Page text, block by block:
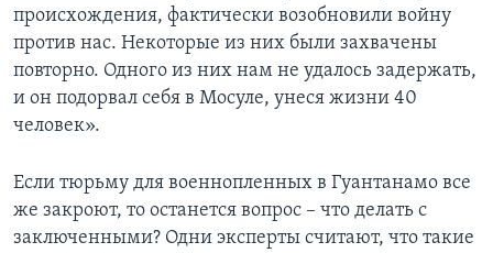
происхождения, фактически возобновили войну
против нас. Некоторые из них были захвачены
повторно. Одного из них нам не удалось задержать,
и он подорвал себя в Мосуле, унеся жизни 40
человек».
Если тюрьму для военнопленных в Гуантанамо все
же закроют, то останется вопрос – что делать с
заключенными? Одни эксперты считают, что такие